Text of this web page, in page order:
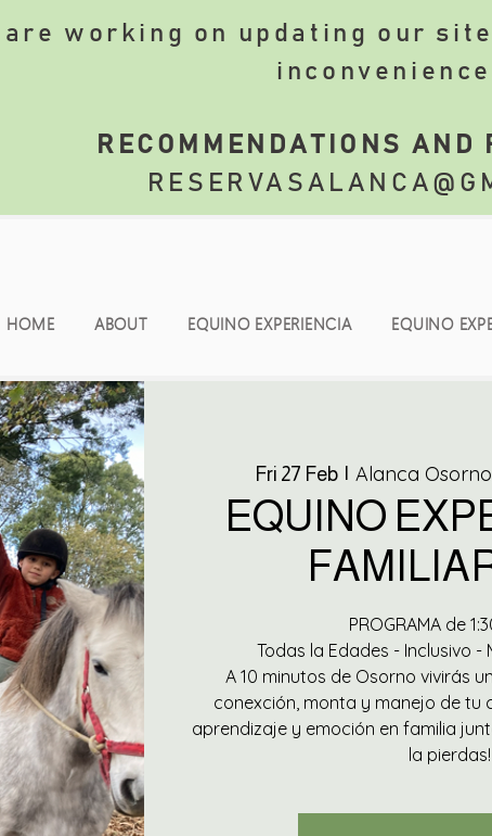
are working on updating our
RECOMMENDATIONS AND
HOME ABOUT EQUINO EXPERIENCIA EQUINO
Fri 27 Feb
  |
Alanca
EQUINO
PROGRAMA de
Todas la Edades - Inclusivo -
A 10 minutos de Osorno vivirás
conexción, monta y manejo de tu
aprendizaje y emoción en familia
la pierdas!